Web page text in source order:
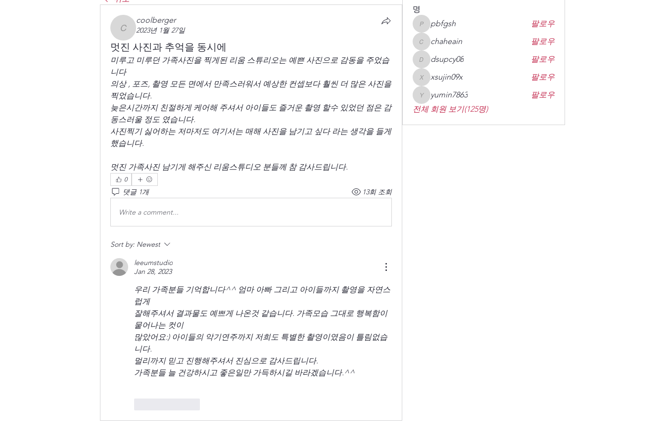
coolberger
coolberger
2023년 1월 27일
멋진 사진과 추억을 동시에
미루고 미루던 가족사진을 찍게된 리움 스튜리오는 예쁜 사진으로 감동을 주었습
니다
의상 , 포즈, 촬영 모든 면에서 만족스러워서 예상한 컨셉보다 훨씬 더 많은 사진을
찍었습니다.
늦은시간까지 친절하게 케어해 주셔서 아이들도 즐거운 촬영 할수 있었던 점은 감
동스러울 정도 였습니다.
사진찍기 싫어하는 저마저도 여기서는 매해 사진을 남기고 싶다 라는 생각을 들게
했습니다.
멋진 가족사진 남기게 해주신 리움스튜디오 분들께 참 감사드립니다.
0
댓글 1개 13회 조회
Write a comment...
Sort by: Newest
leeumstudio
Jan 28, 2023
우리 가족분들 기억합니다^^ 엄마 아빠 그리고 아이들까지 촬영을 자연스
럽게
잘해주셔서 결과물도 예쁘게 나온것 같습니다. 가족모습 그대로 행복함이
뭍어나는 컷이
많았어요:) 아이들의 악기연주까지 저희도 특별한 촬영이였음이 틀림없습
니다.
멀리까지 믿고 진행해주셔서 진심으로 감사드립니다.
가족분들 늘 건강하시고 좋은일만 가득하시길 바라겠습니다.^^
명
pbfgsh
pbfgsh 팔로우
chaheain
chaheain 팔로우
dsupcy08
dsupcy08 팔로우
xsujin09x
xsujin09x 팔로우
yumin7863
yumin7863
팔로우
전체 회원 보기(125명)